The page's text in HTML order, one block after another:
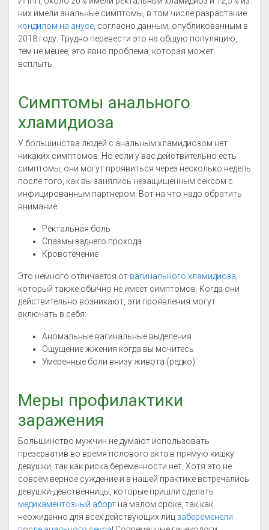
них имели анальные симптомы, в том числе разрастание
кондилом на анусе , согласно данным, опубликованным в
2018 году. Трудно перевести это на общую популяцию,
тем не менее, это явно проблема, которая может
всплыть.
Симптомы анального
хламидиоза
У большинства людей с анальным хламидиозом нет
никаких симптомов. Но если у вас действительно есть
симптомы, они могут проявиться через несколько недель
после того, как вы занялись незащищенным сексом с
инфицированным партнером. Вот на что надо обратить
внимание:
Ректальная боль
Спазмы заднего прохода
Кровотечение
Это немного отличается от вагинального хламидиоза
который также обычно не имеет симптомов. Когда они
действительно возникают, эти проявления могут
включать в себя:
Аномальные вагинальные выделения
Ощущение жжения когда вы мочитесь
Умеренные боли внизу живота (редко)
Меры профилактики
заражения
Большинство мужчин не думают использовать
презерватив во время полового акта в прямую кишку
девушки, так как риска беременности нет. Хотя это не
совсем верное суждение и в нашей практике встречались
девушки-девственницы, которые пришли сделать
медикаментозный аборт на малом сроке, так как
неожиданно для всех действующих лиц забеременели